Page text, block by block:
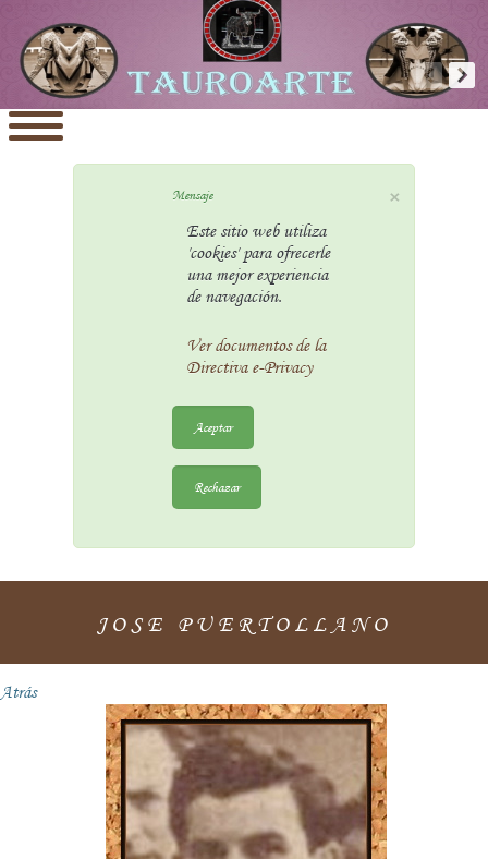
×
Mensaje
Este sitio web utiliza
'cookies' para ofrecerle
una mejor experiencia
de navegación.
Ver documentos de la
Directiva e-Privacy
Aceptar
Rechazar
JOSE PUERTOLLANO
Atrás